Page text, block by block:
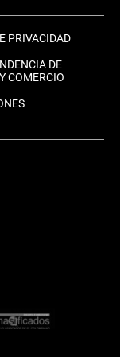
PRIVACIDAD
DE
COMERCIO